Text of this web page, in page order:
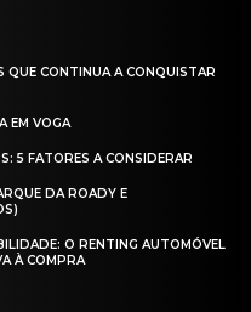
QUE CONTINUA A CONQUISTAR
EM VOGA
5 FATORES A CONSIDERAR
DA ROADY E
O RENTING AUTOMÓVEL
À COMPRA